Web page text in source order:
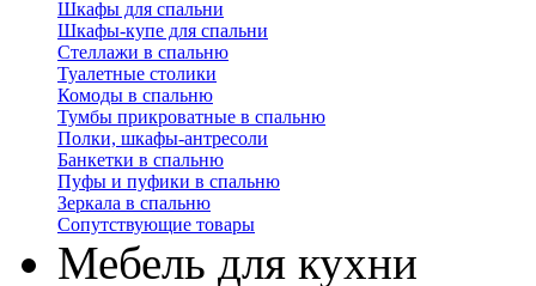
Шкафы для спальни
Шкафы-купе для спальни
Стеллажи в спальню
Туалетные столики
Комоды в спальню
Тумбы прикроватные в спальню
Полки, шкафы-антресоли
Банкетки в спальню
Пуфы и пуфики в спальню
Зеркала в спальню
Сопутствующие товары
Мебель для кухни